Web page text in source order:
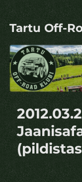
Tartu Off-